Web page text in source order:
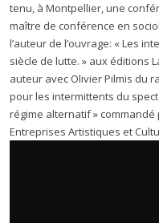
tenu, à Montpellier, une
maître de conférence en
l’auteur de l’ouvrage: « Les
siècle de lutte. » aux éditions
auteur avec Olivier Pilmis du
pour les intermittents du
régime alternatif » commandé
Entreprises Artistiques et